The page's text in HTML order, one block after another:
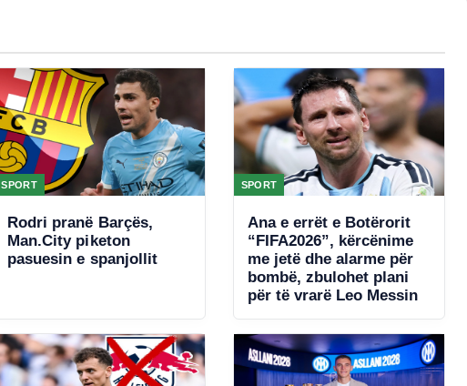
SPORT
Rodri pranë Barçës,
Man.City piketon
pasuesin e spanjollit
SPORT
Ana e errët e Botërorit
“FIFA2026”, kërcënime
me jetë dhe alarme për
bombë, zbulohet plani
për të vrarë Leo Messin